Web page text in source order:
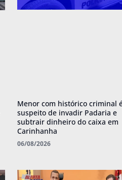
Menor com histórico criminal
suspeito de invadir Padaria e
subtrair dinheiro do caixa em
Carinhanha
06/08/2026